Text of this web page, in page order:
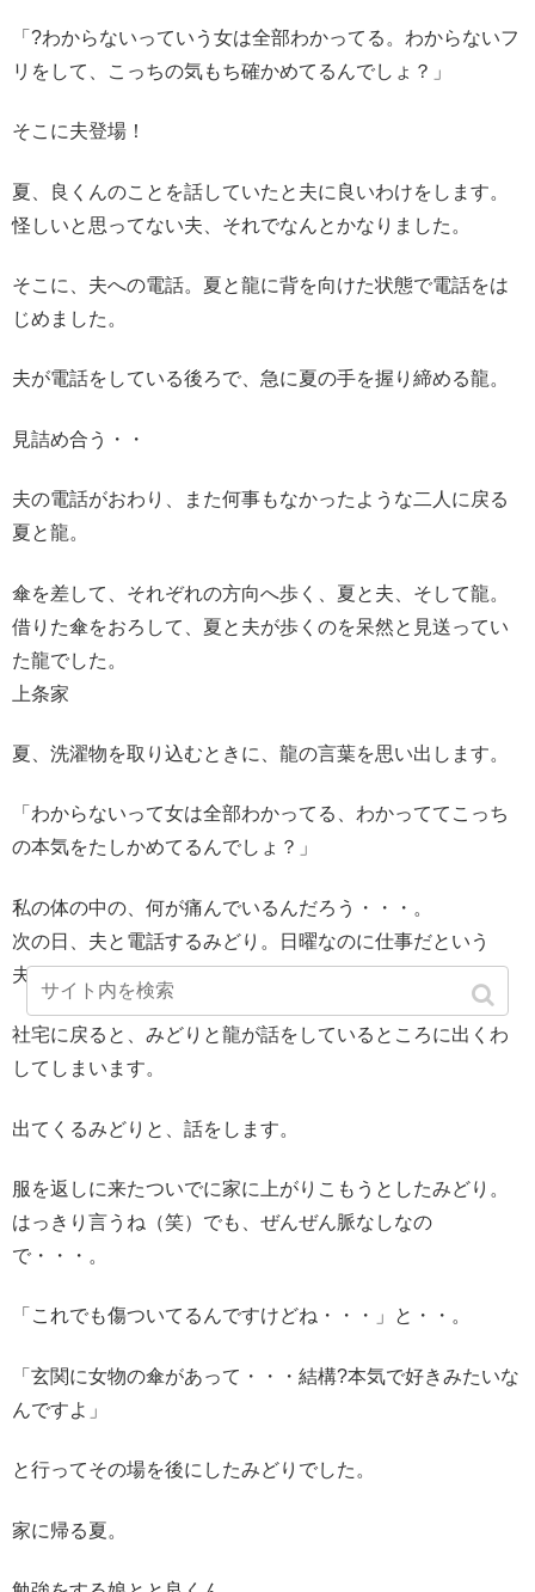
「?わからないっていう女は全部わかってる。わからないフ
リをして、こっちの気もち確かめてるんでしょ？」
そこに夫登場！
夏、良くんのことを話していたと夫に良いわけをします。
怪しいと思ってない夫、それでなんとかなりました。
そこに、夫への電話。夏と龍に背を向けた状態で電話をは
じめました。
夫が電話をしている後ろで、急に夏の手を握り締める龍。
見詰め合う・・
夫の電話がおわり、また何事もなかったような二人に戻る
夏と龍。
傘を差して、それぞれの方向へ歩く、夏と夫、そして龍。
借りた傘をおろして、夏と夫が歩くのを呆然と見送ってい
た龍でした。
上条家
夏、洗濯物を取り込むときに、龍の言葉を思い出します。
「わからないって女は全部わかってる、わかっててこっち
の本気をたしかめてるんでしょ？」
私の体の中の、何が痛んでいるんだろう・・・。
次の日、夫と電話するみどり。日曜なのに仕事だという
夫。
社宅に戻ると、みどりと龍が話をしているところに出くわ
してしまいます。
出てくるみどりと、話をします。
服を返しに来たついでに家に上がりこもうとしたみどり。
はっきり言うね（笑）でも、ぜんぜん脈なしなの
で・・・。
「これでも傷ついてるんですけどね・・・」と・・。
「玄関に女物の傘があって・・・結構?本気で好きみたいな
んですよ」
と行ってその場を後にしたみどりでした。
家に帰る夏。